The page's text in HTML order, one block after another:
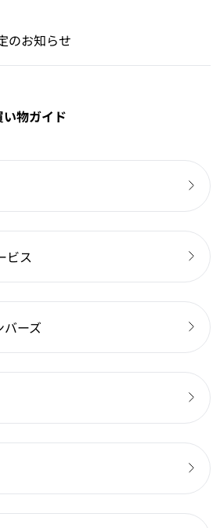
のお知らせ
い物ガイド
ビス
バーズ